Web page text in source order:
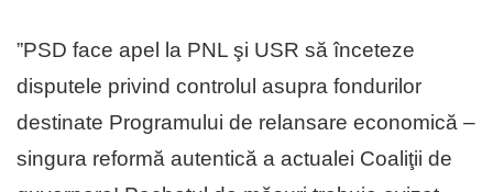
”PSD face apel la PNL şi USR să înceteze
disputele privind controlul asupra fondurilor
destinate Programului de relansare economică –
singura reformă autentică a actualei Coaliţii de